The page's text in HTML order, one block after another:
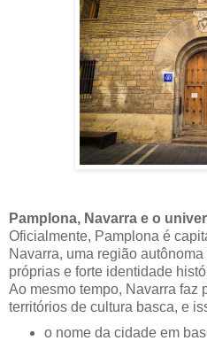
Pamplona, Navarra e o
Oficialmente, Pamplona é
Navarra, uma região
próprias e forte identidade
Ao mesmo tempo, Navarra faz
territórios de cultura basca, e
o nome da cidade em